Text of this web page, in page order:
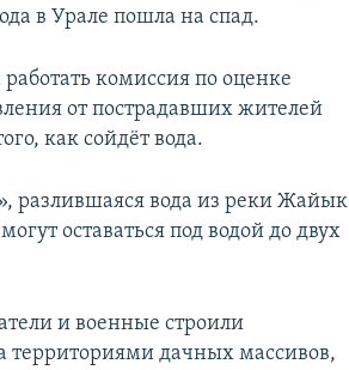
в Урале пошла на спад.
комиссия по оценке
от пострадавших жителей
как сойдёт вода.
разлившаяся вода из реки Жайык
оставаться под водой до двух
и военные строили
территориями дачных массивов,